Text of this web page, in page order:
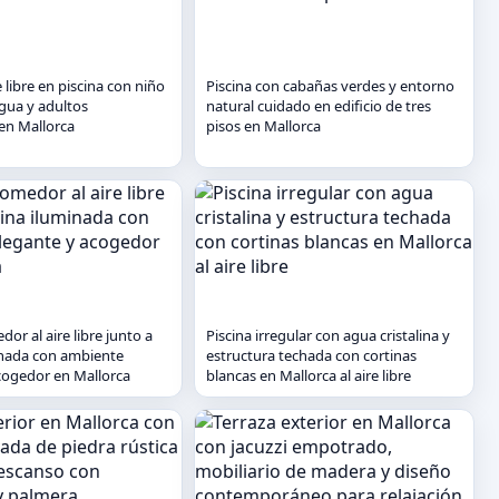
libre en piscina con niño
y adultos
Mallorca
Piscina con cabañas verdes y entorno
natural cuidado en edificio de tres
pisos en Mallorca
al aire libre junto a
con ambiente
en Mallorca
Piscina irregular con agua cristalina y
estructura techada con cortinas
blancas en Mallorca al aire libre